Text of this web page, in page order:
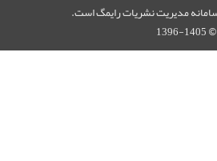
مدیریت نشریات رایمگ است.
©